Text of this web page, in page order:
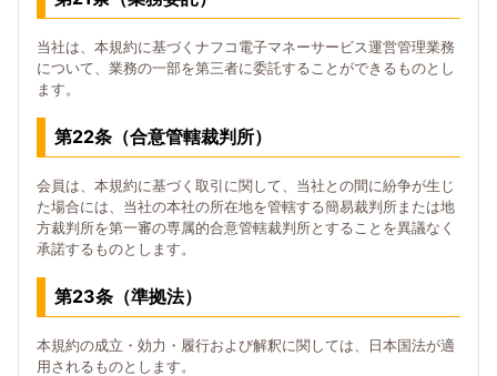
当社は、本規約に基づくナフコ電子マネーサービス運営管理業務
について、業務の一部を第三者に委託することができるものとし
ます。
第22条（合意管轄裁判所）
会員は、本規約に基づく取引に関して、当社との間に紛争が生じ
た場合には、当社の本社の所在地を管轄する簡易裁判所または地
方裁判所を第一審の専属的合意管轄裁判所とすることを異議なく
承諾するものとします。
第23条（準拠法）
本規約の成立・効力・履行および解釈に関しては、日本国法が適
用されるものとします。